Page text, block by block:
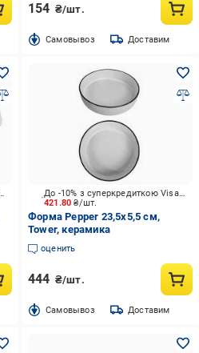
154 ₴/шт.
Cамовывоз Доставим
421.80₴/шт.
До -10% з суперкредиткою Visa Вигода
Форма Pepper 23,5х5,5 см,
Tower, керамика
оценить
444 ₴/шт.
Cамовывоз Доставим